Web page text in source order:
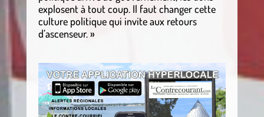
explosent à tout coup. Il faut changer cette
culture politique qui invite aux retours
d’ascenseur. »